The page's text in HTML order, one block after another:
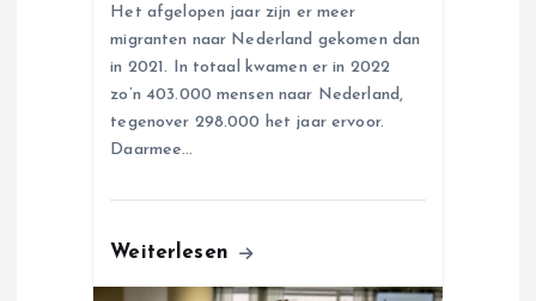
Het afgelopen jaar zijn er meer
migranten naar Nederland gekomen dan
in 2021. In totaal kwamen er in 2022
zo’n 403.000 mensen naar Nederland,
tegenover 298.000 het jaar ervoor.
Daarmee…
Weiterlesen